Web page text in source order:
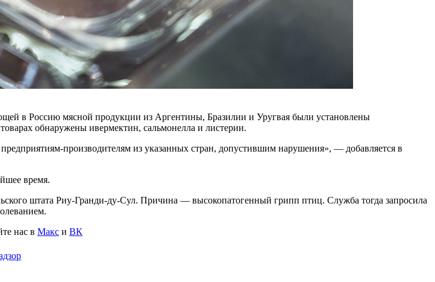
в Россию мясной продукции из Аргентины, Бразилии и Уругвая были установлены
обнаружены ивермектин, сальмонелла и листерии.
производителям из указанных стран, допустившим нарушения», — добавляется в
время.
штата Риу-Гранди-ду-Сул. Причина — высокопатогенный грипп птиц. Служба тогда запросила
нас в Макс и ВК